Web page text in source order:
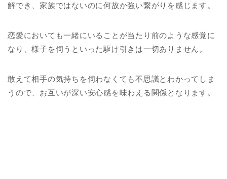
解でき、家族ではないのに何故か強い繋がりを感じます。
恋愛においても一緒にいることが当たり前のような感覚に
なり、様子を伺うといった駆け引きは一切ありません。
敢えて相手の気持ちを伺わなくても不思議とわかってしま
うので、お互いが深い安心感を味わえる関係となります。